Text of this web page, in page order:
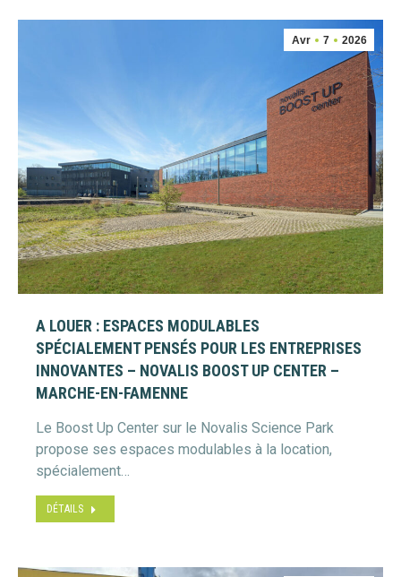
Avr 7 2026
A LOUER : ESPACES MODULABLES
SPÉCIALEMENT PENSÉS POUR LES ENTREPRISES
INNOVANTES – NOVALIS BOOST UP CENTER –
MARCHE-EN-FAMENNE
Le Boost Up Center sur le Novalis Science Park
propose ses espaces modulables à la location,
spécialement…
DÉTAILS